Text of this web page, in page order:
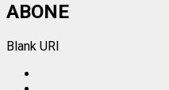
ABONE
Blank URI